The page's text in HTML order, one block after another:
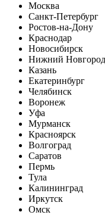
Москва
Санкт-Петербург
Ростов-на-Дону
Краснодар
Новосибирск
Нижний Новгород
Казань
Екатеринбург
Челябинск
Воронеж
Уфа
Мурманск
Красноярск
Волгоград
Саратов
Пермь
Тула
Калининград
Иркутск
Омск